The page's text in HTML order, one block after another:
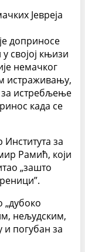
Јевреја
доприносе
својој књизи
немачког
истраживању,
за истребљење
када се
Института за
Рамић, који
„зашто
„дубоко
нељудским,
и погубан за